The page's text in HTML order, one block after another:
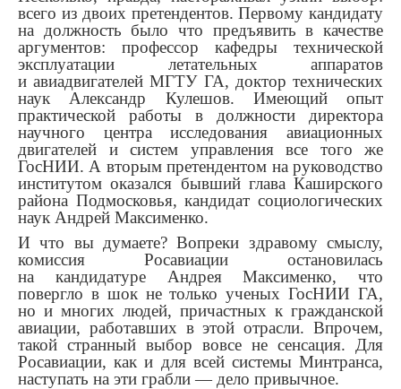
всего из двоих претендентов. Первому кандидату
на должность было что предъявить в качестве
аргументов: профессор кафедры технической
эксплуатации летательных аппаратов
и авиадвигателей МГТУ ГА, доктор технических
наук Александр Кулешов. Имеющий опыт
практической работы в должности директора
научного центра исследования авиационных
двигателей и систем управления все того же
ГосНИИ. А вторым претендентом на руководство
институтом оказался бывший глава Каширского
района Подмосковья, кандидат социологических
наук Андрей Максименко.
И что вы думаете? Вопреки здравому смыслу,
комиссия Росавиации остановилась
на кандидатуре Андрея Максименко, что
повергло в шок не только ученых ГосНИИ ГА,
но и многих людей, причастных к гражданской
авиации, работавших в этой отрасли. Впрочем,
такой странный выбор вовсе не сенсация. Для
Росавиации, как и для всей системы Минтранса,
наступать на эти грабли — дело привычное.